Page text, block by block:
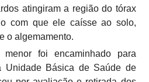
atingiram a região do tórax
com que ele caísse ao solo,
o algemamento.
foi encaminhado para
Unidade Básica de Saúde de